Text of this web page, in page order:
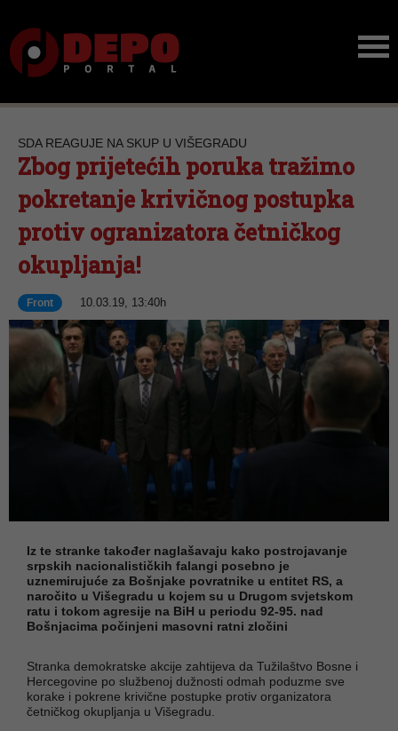
SDA REAGUJE NA SKUP U VIŠEGRADU
Zbog prijetećih poruka tražimo
pokretanje krivičnog postupka
protiv ogranizatora četničkog
okupljanja!
Front 10.03.19, 13:40h
Iz te stranke također naglašavaju kako postrojavanje
srpskih nacionalističkih falangi posebno je
uznemirujuće za Bošnjake povratnike u entitet RS, a
naročito u Višegradu u kojem su u Drugom svjetskom
ratu i tokom agresije na BiH u periodu 92-95. nad
Bošnjacima počinjeni masovni ratni zločini
Stranka demokratske akcije zahtijeva da Tužilaštvo Bosne i
Hercegovine po službenoj dužnosti odmah poduzme sve
korake i pokrene krivične postupke protiv organizatora
četničkog okupljanja u Višegradu.